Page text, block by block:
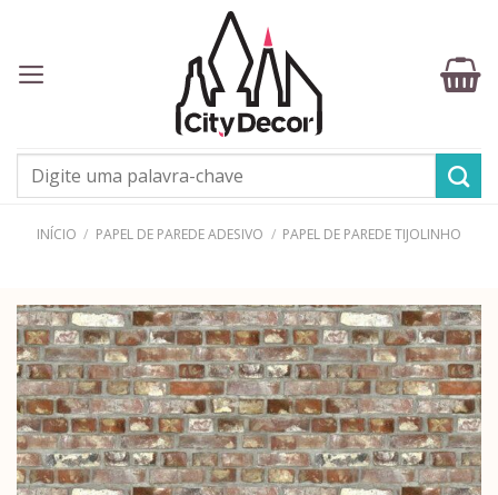
content
Pesquisar
por:
INÍCIO / PAPEL DE PAREDE ADESIVO / PAPEL DE PAREDE TIJOLINHO